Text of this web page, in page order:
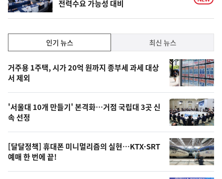
전력수요 가능성 대비
기,
최
신,
오
늘
의
영
상
인기 뉴스 최신 뉴스
기
뉴
스
거주용 1주택, 시가 20억 원까지 종부세 과세 대상
서 제외
'서울대 10개 만들기' 본격화…거점 국립대 3곳 신
속 선정
[달달정책] 휴대폰 미니멀리즘의 실현…KTX·SRT
예매 한 번에 끝!